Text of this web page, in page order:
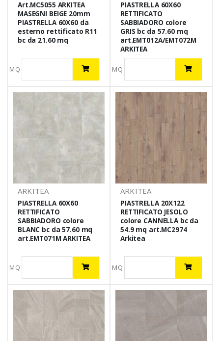
Art.MC5055 ARKITEA
MASEGNI BEIGE 20mm
PIASTRELLA 60X60 da
esterno rettificato R11
bc da 21.60 mq
MQ
PIASTRELLA 60X60
RETTIFICATO
SABBIADORO colore
GRIS bc da 57.60 mq
art.EMT012A/EMT072M
ARKITEA
MQ
ARKITEA
PIASTRELLA 60X60
RETTIFICATO
SABBIADORO colore
BLANC bc da 57.60 mq
art.EMT071M ARKITEA
MQ
ARKITEA
PIASTRELLA 20X122
RETTIFICATO JESOLO
colore CANNELLA bc da
54.9 mq art.MC2974
Arkitea
MQ